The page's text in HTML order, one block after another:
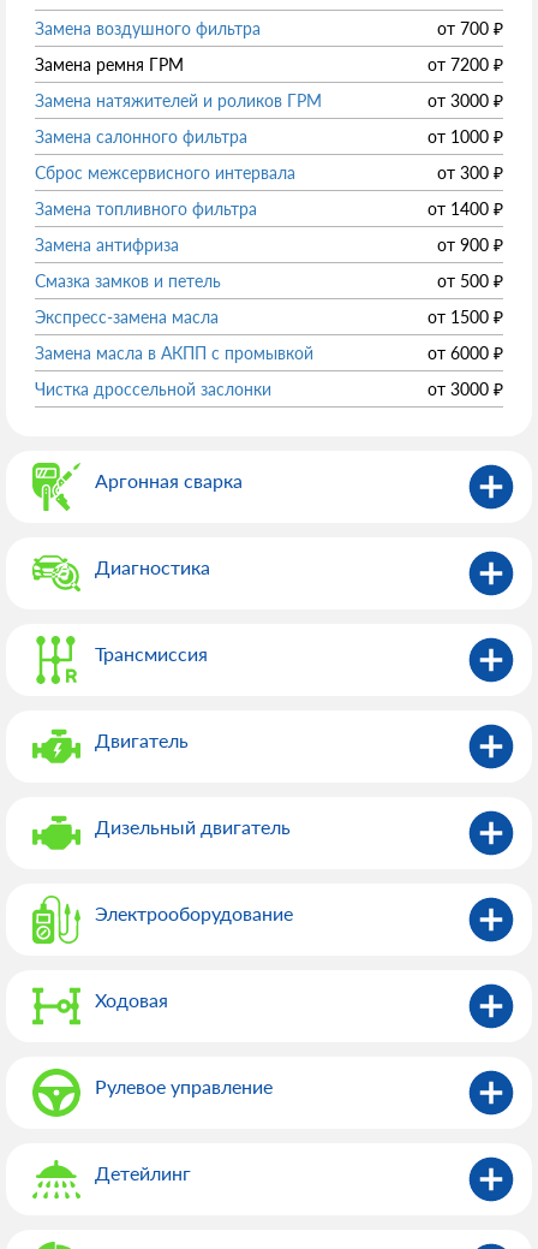
Замена воздушного фильтра
от 700 ₽
Замена ремня ГРМ
от 7200 ₽
Замена натяжителей и роликов ГРМ
от 3000 ₽
Замена салонного фильтра
от 1000 ₽
Сброс межсервисного интервала
от 300 ₽
Замена топливного фильтра
от 1400 ₽
Замена антифриза
от 900 ₽
Смазка замков и петель
от 500 ₽
Экспресс-замена масла
от 1500 ₽
Замена масла в АКПП с промывкой
от 6000 ₽
Чистка дроссельной заслонки
от 3000 ₽
Аргонная сварка
Диагностика
Трансмиссия
Двигатель
Дизельный двигатель
Электрооборудованиe
Ходовая
Рулевое управление
Детейлинг